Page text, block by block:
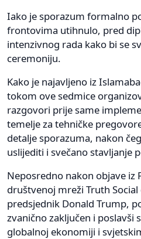
Iako je sporazum formalno
frontovima utihnulo, pred
intenzivnog rada kako bi se
ceremoniju.
Kako je najavljeno iz
tokom ove sedmice
razgovori prije same
temelje za tehničke
detalje sporazuma, nakon
uslijediti i svečano stavljanje
Neposredno nakon objave iz
društvenoj mreži Truth
predsjednik Donald Trump,
zvanično zaključen i poslavši
globalnoj ekonomiji i